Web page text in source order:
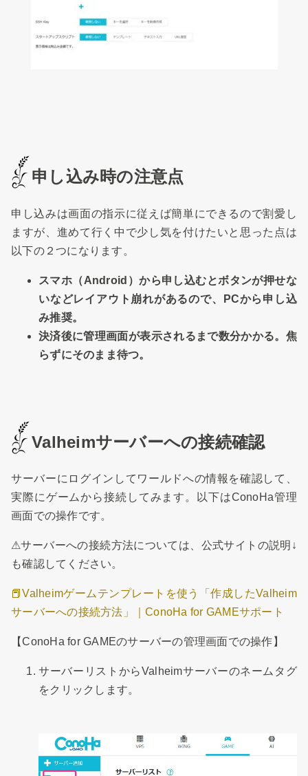
申し込み時の注意点
申し込みは画面の指示に従えば簡単にできるので割愛し
ますが、進めて行く中で少し気を付けたいと思った点は
以下の２つになります。
スマホ（Android）から申し込むとボタンが押せな
いなどレイアウト崩れがあるので、PCから申し込
み推奨。
決済後に管理画面が表示されるまで数分かかる。焦
らずにそのまま待つ。
Valheimサーバーへの接続確認
サーバーにログインしてワールドへの情報を確認して、
実際にゲームから接続してみます。以下はConoHa管理
画面での操作です。
⚠サーバーへの接続方法については、公式サイトの説明↓
も確認してください。
📕Valheimゲームテンプレートを使う「作成したValheim
サーバーへの接続方法」｜ConoHa for GAMEサポート
【ConoHa for GAMEのサーバーの管理画面での操作】
サーバーリストからValheimサーバーのネームタグ
をクリックします。